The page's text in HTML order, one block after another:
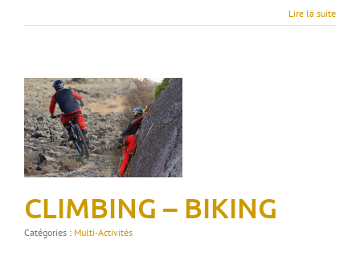
Lire la suite
CLIMBING – BIKING
Catégories : Multi-Activités